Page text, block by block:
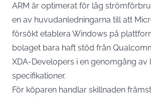
ARM är optimerat för låg
en av huvudanledningarna till att
försökt etablera Windows på
bolaget bara haft stöd från
XDA-Developers i en genomgång av
specifikationer.
För köparen handlar skillnaden